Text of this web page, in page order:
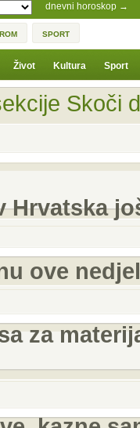
dnevni horoskop →
SPORT
Život Kultura Sport
Skoči
Hrvatska
ove
za